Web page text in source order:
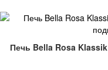
Печь Bella Rosa